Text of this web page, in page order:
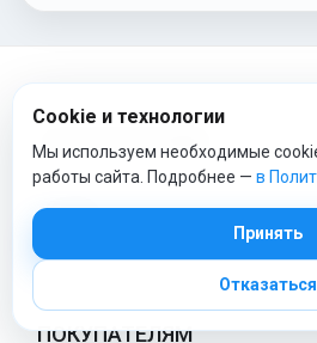
ТОП КАТЕГОРИИ
Детские конверты
ПОКУПАТЕЛЯМ
Cookie и технологии
Мы используем необходимые
работы сайта. Подробнее — в
Принять
Отказаться